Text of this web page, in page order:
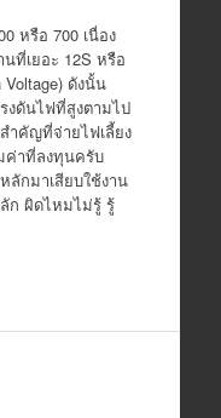
หรือ 700 เนื่อง
ที่เยอะ 12S หรือ
Voltage) ดังนั้น
งดันไฟที่สูงตามไป
ำคัญที่จ่ายไฟเลี้ยง
ค่าที่ลงทุนครับ
ลักมาเสียบใช้งาน
ก ผิดไหมไม่รู้ รู้